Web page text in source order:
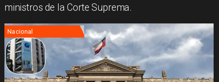
ministros de la Corte Suprema.
Nacional